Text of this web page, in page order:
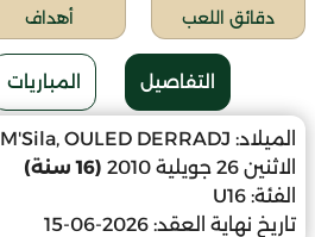
دقائق اللعب أهداف
التفاصيل المباريات
الميلاد: M'Sila, OULED DERRADJ
الاثنين 26 جويلية 2010
(16 سنة)
الفئة: U16
تاريخ نهاية العقد: 2026-06-15